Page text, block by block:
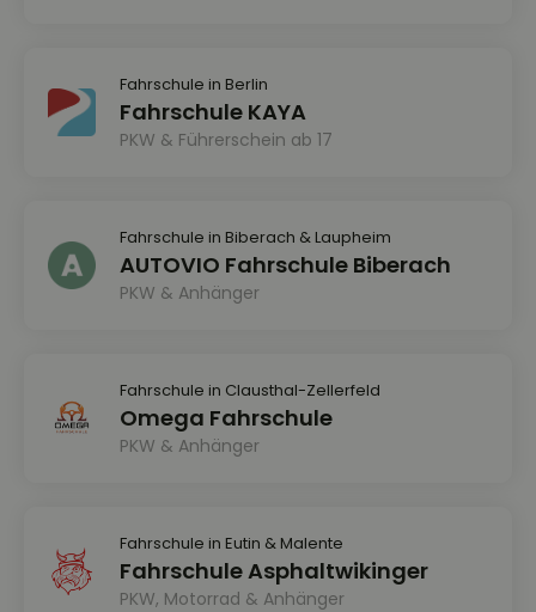
Fahrschule in Berlin
Fahrschule KAYA
PKW & Führerschein ab 17
Fahrschule in Biberach & Laupheim
AUTOVIO Fahrschule Biberach
PKW & Anhänger
Fahrschule in Clausthal-Zellerfeld
Omega Fahrschule
PKW & Anhänger
Fahrschule in Eutin & Malente
Fahrschule Asphaltwikinger
PKW, Motorrad & Anhänger